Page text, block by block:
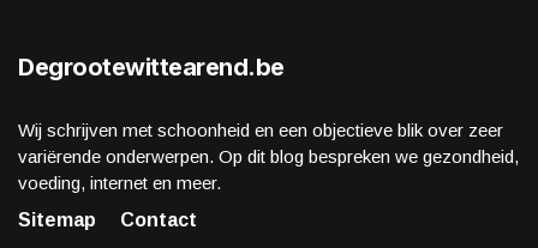
Degrootewittearend.be
Wij schrijven met schoonheid en een objectieve blik over zeer
variërende onderwerpen. Op dit blog bespreken we gezondheid,
voeding, internet en meer.
Sitemap
Contact